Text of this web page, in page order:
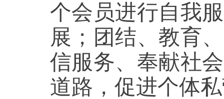
个会员进行自我
展；团结、教育
信服务、奉献社
道路，促进个体